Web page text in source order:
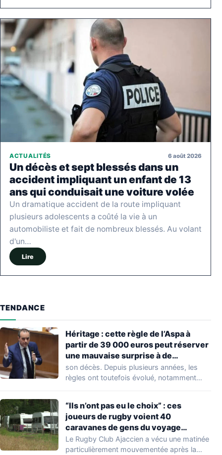
ACTUALITÉS 6 août 2026
Un décès et sept blessés dans un
accident impliquant un enfant de 13
ans qui conduisait une voiture volée
Un dramatique accident de la route impliquant
plusieurs adolescents a coûté la vie à un
automobiliste et fait de nombreux blessés. Au volant
d'un…
Lire
TENDANCE
Héritage : cette règle de l’Aspa à
partir de 39 000 euros peut réserver
une mauvaise surprise à de
nombreuses familles
son décès. Depuis plusieurs années, les
règles ont toutefois évolué, notamment
“Ils n’ont pas eu le choix” : ces
joueurs de rugby voient 40
caravanes de gens du voyage
s’installer dans leur stade, ils les
délogent en moins d’1 heure
Le Rugby Club Ajaccien a vécu une matinée
particulièrement mouvementée après la